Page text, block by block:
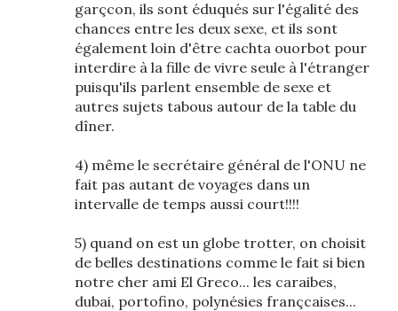
garçcon, ils sont éduqués sur l'égalité des
chances entre les deux sexe, et ils sont
également loin d'être cachta ouorbot pour
interdire à la fille de vivre seule à l'étranger
puisqu'ils parlent ensemble de sexe et
autres sujets tabous autour de la table du
dîner.
4) même le secrétaire général de l'ONU ne
fait pas autant de voyages dans un
intervalle de temps aussi court!!!!
5) quand on est un globe trotter, on choisit
de belles destinations comme le fait si bien
notre cher ami El Greco... les caraibes,
dubai, portofino, polynésies françcaises...